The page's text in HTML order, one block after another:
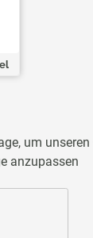
um
anzupassen